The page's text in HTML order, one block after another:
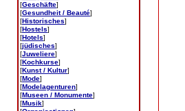
[Geschäfte]
[Gesundheit / Beauté]
[Historisches]
[Hostels]
[Hotels]
[jüdisches]
[Juweliere]
[Kochkurse]
[Kunst / Kultur]
[Mode]
[Modelagenturen]
[Museen / Monumente]
[Musik]